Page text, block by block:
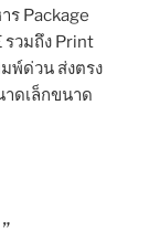
ร Package
วมถึง Print
พ์ด่วน ส่งตรง
ดเล็กขนาด